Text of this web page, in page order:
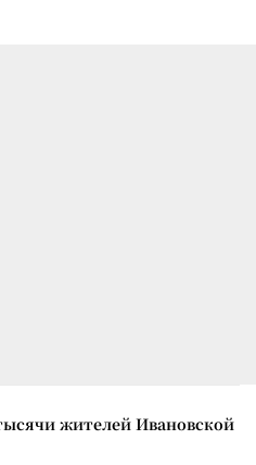
жителей Ивановской